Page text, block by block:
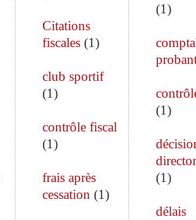
Citations
fiscales(1)
club sportif
(1)
contrôle fiscal
(1)
frais après
cessation (1)
(1)
(1)
(1)
délais